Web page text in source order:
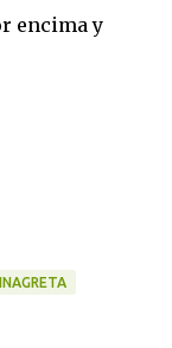
encima y